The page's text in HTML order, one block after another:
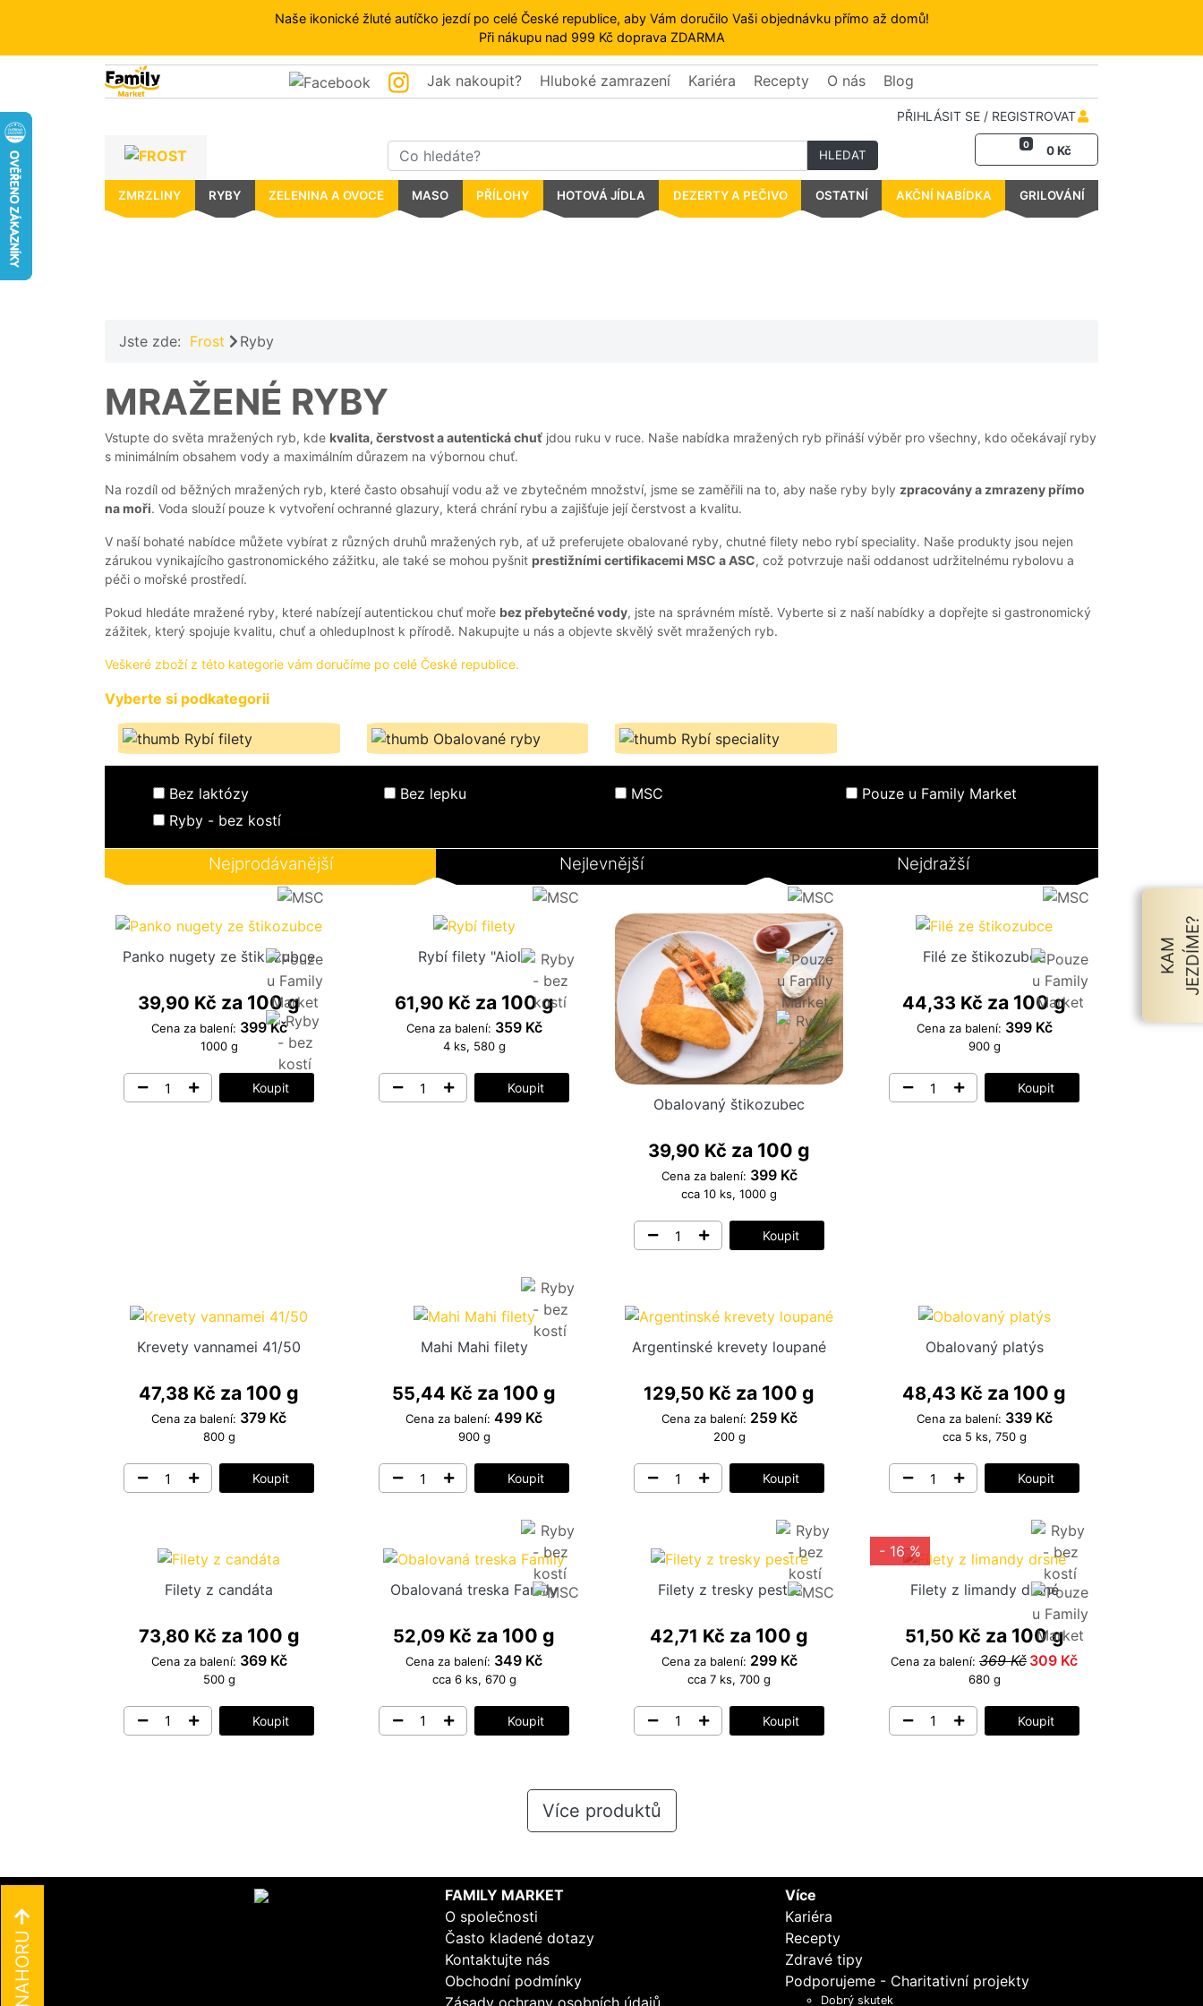
Naše ikonické žluté autíčko jezdí po celé České republice, aby Vám doručilo Vaši objednávku přímo až domů!
Při nákupu nad 999 Kč doprava ZDARMA
Jak nakoupit? Hluboké zamrazení Kariéra Recepty O nás Blog
HOTOVÁ
NAKOUPIT?
ZAMRAZENÍ
PŘIHLÁSIT SE / REGISTROVAT
PŘIHLÁSIT SE / REGISTROVAT
0 0 Kč
ZMRZLINY RYBY ZELENINA A OVOCE MASO PŘÍLOHY HOTOVÁ JÍDLA DEZERTY A PEČIVO OSTATNÍ AKČNÍ NABÍDKA GRILOVÁNÍ
HLEDAT
Jste zde: Frost Ryby
MRAŽENÉ RYBY
Vstupte do světa mražených ryb, kde kvalita, čerstvost a autentická chuť jdou ruku v ruce. Naše nabídka mražených ryb přináší výběr pro všechny, kdo očekávají ryby
s minimálním obsahem vody a maximálním důrazem na výbornou chuť.
Na rozdíl od běžných mražených ryb, které často obsahují vodu až ve zbytečném množství, jsme se zaměřili na to, aby naše ryby byly zpracovány a zmrazeny přímo
na moři. Voda slouží pouze k vytvoření ochranné glazury, která chrání rybu a zajišťuje její čerstvost a kvalitu.
V naší bohaté nabídce můžete vybírat z různých druhů mražených ryb, ať už preferujete obalované ryby, chutné filety nebo rybí speciality. Naše produkty jsou nejen
zárukou vynikajícího gastronomického zážitku, ale také se mohou pyšnit prestižními certifikacemi MSC a ASC, což potvrzuje naši oddanost udržitelnému rybolovu a
péči o mořské prostředí.
Pokud hledáte mražené ryby, které nabízejí autentickou chuť moře bez přebytečné vody, jste na správném místě. Vyberte si z naší nabídky a dopřejte si gastronomický
zážitek, který spojuje kvalitu, chuť a ohleduplnost k přírodě. Nakupujte u nás a objevte skvělý svět mražených ryb.
Veškeré zboží z této kategorie vám doručíme po celé České republice.
Vyberte si podkategorii
Rybí filety Obalované ryby Rybí speciality
Bez laktózy Bez lepku MSC
Pouze u Family Market
Ryby - bez kostí
Nejprodávanější Nejlevnější Nejdražší
Panko nugety ze štikozubce
39,90 Kč za 100 g
Cena za balení: 399 Kč
1000 g
Koupit
Rybí filety "Aioli"
61,90 Kč za 100 g
Cena za balení: 359 Kč
4 ks, 580 g
Koupit
Obalovaný štikozubec
39,90 Kč za 100 g
Cena za balení: 399 Kč
cca 10 ks, 1000 g
Koupit
Filé ze štikozubce
44,33 Kč za 100 g
Cena za balení: 399 Kč
900 g
Koupit
Krevety vannamei 41/50
47,38 Kč za 100 g
Cena za balení: 379 Kč
800 g
Koupit
Mahi Mahi filety
55,44 Kč za 100 g
Cena za balení: 499 Kč
900 g
Koupit
Argentinské krevety loupané
129,50 Kč za 100 g
Cena za balení: 259 Kč
200 g
Koupit
Obalovaný platýs
48,43 Kč za 100 g
Cena za balení: 339 Kč
cca 5 ks, 750 g
Koupit
Filety z candáta
73,80 Kč za 100 g
Cena za balení: 369 Kč
500 g
Koupit
Obalovaná treska Family
52,09 Kč za 100 g
Cena za balení: 349 Kč
cca 6 ks, 670 g
Koupit
Filety z tresky pestré
42,71 Kč za 100 g
Cena za balení: 299 Kč
cca 7 ks, 700 g
Koupit
- 16 %
Filety z limandy drsné
51,50 Kč za 100 g
Cena za balení: 369 Kč 309 Kč
680 g
Koupit
Více produktů
FAMILY MARKET
O společnosti
Často kladené dotazy
Kontaktujte nás
Obchodní podmínky
Zásady ochrany osobních údajů
Více
Kariéra
Recepty
Zdravé tipy
Podporujeme - Charitativní projekty
Dobrý skutek
NAHORU
K
A
M
J
E
Z
D
Í
M
E ?